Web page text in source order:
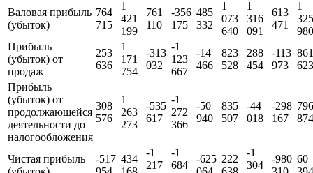
Выручка
7
140
4
512
795
12
981
8
788
6
359
3
958
837
13
263
818
9
298
6
866
053
Валовая прибыль
(убыток)
764
715
1
421
199
761
110
-356
175
485
332
1
073
1
316
613
471
1
325
Прибыль
(убыток) от
продаж
253
636
1
171
754
-313
032
-1
123
667
-14
466
823
528
288
454
-113
973
861
623
Прибыль
продолжающейся
308
576
263
-535
617
-1
272
-50
940
835
507
-44
018
-298
167
796
874